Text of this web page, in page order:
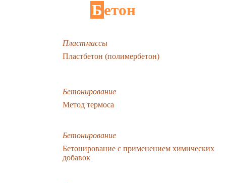
Бетон
Пластмассы
Пластбетон (полимербетон)
Бетонирование
Метод термоса
Бетонирование
Бетонирование с применением химических
добавок